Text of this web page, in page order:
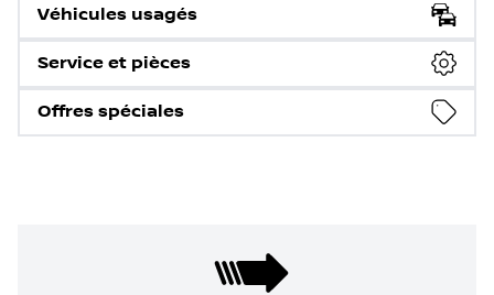
Véhicules usagés
Service et pièces
Offres spéciales